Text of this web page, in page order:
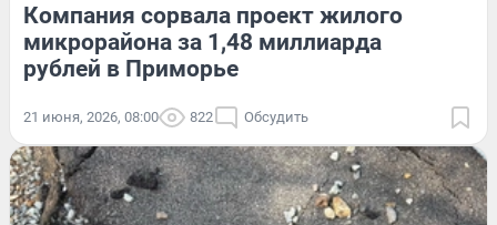
Компания сорвала проект жилого
микрорайона за 1,48 миллиарда
рублей в Приморье
21 июня, 2026, 08:00 822 Обсудить